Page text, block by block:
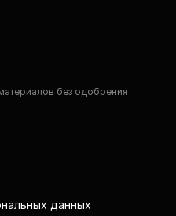
без одобрения
данных